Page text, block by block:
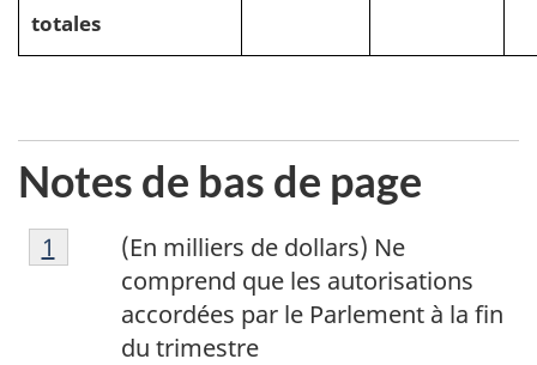
totales
Notes de bas de page
1 (En milliers de dollars) Ne
comprend que les autorisations
accordées par le Parlement à la fin
du trimestre
Return to footnote
1 referrer